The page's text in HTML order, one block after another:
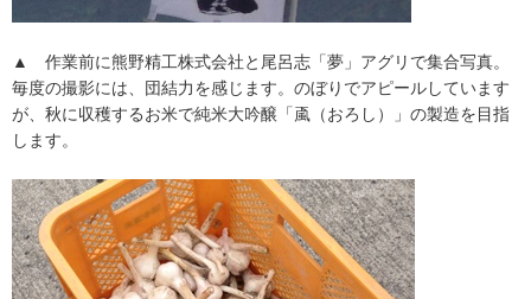
▲ 作業前に熊野精工株式会社と尾呂志「夢」アグリで集合写真。
毎度の撮影には、団結力を感じます。のぼりでアピールしています
が、秋に収穫するお米で純米大吟醸「颪（おろし）」の製造を目指
します。